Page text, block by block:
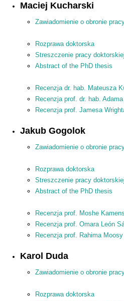
Maciej Kucharski
Zawiadomienie o obronie
Rozprawa doktorska
Streszczenie pracy doktorskiej
Abstract of the PhD thesis
Recenzja dr. hab. Mateusza
Recenzja prof. dr. hab.
Recenzja prof. Jamesa
Jakub Gogolok
Zawiadomienie o obronie
Rozprawa doktorska
Streszczenie pracy doktorskiej
Abstract of the PhD thesis
Recenzja prof. Moshe
Recenzja prof. Omara León
Recenzja prof. Rahima Moosy
Karol Duda
Zawiadomienie o obronie
Rozprawa doktorska